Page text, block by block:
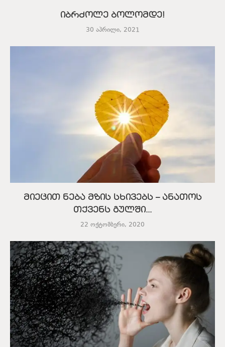
იბრძოლე ბოლომდე!
30 აპრილი, 2021
მიეცით ნება მზის სხივებს – ანათოს
თქვენს გულში...
22 ოქტომბერი, 2020